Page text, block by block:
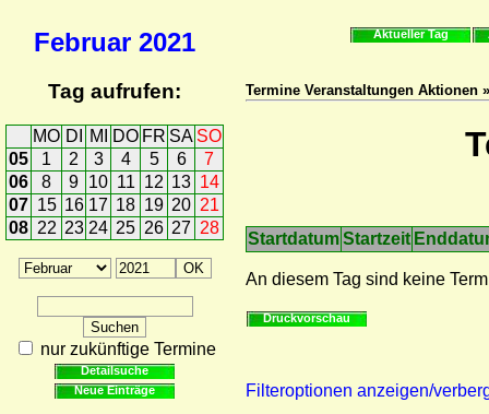
Februar 2021
Tag aufrufen:
MO DI MI DO FR SA SO
05
1 2 3 4 5 6
7
06
8 9 10 11 12 13 14
07 15 16 17 18 19 20 21
08 22 23 24 25 26 27 28
nur zukünftige Termine
Detailsuche
Neue Einträge
Aktueller Tag
Termine Veranstaltungen Aktionen
StartdatumStartzeit
An diesem Tag sind keine
Druckvorschau
Filteroptionen anzeigen/